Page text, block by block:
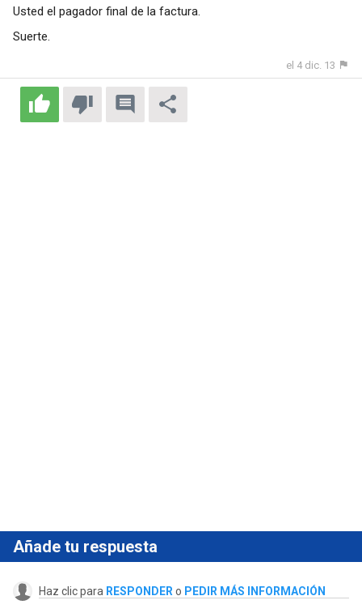
Usted el pagador final de la factura.
Suerte.
el 4 dic. 13
Añade tu respuesta
Haz clic para RESPONDER o PEDIR MÁS INFORMACIÓN